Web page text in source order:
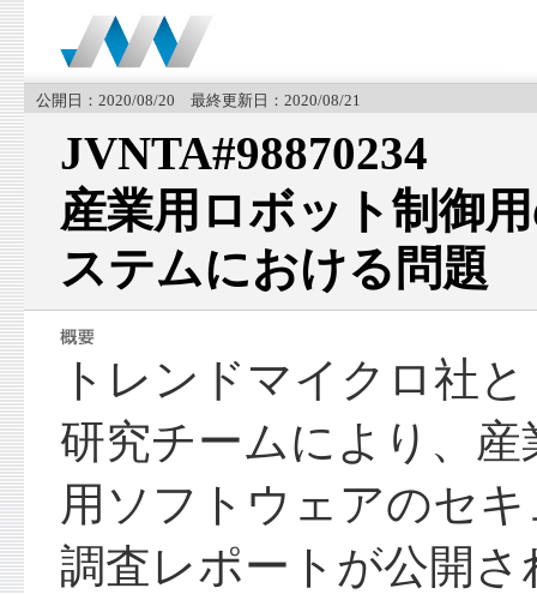
公開日：2020/08/20 最終更新日：2020/08/21
JVNTA#98870234
産業用ロボット制御
ステムにおける問題
トレンドマイクロ社
研究チームにより、
用ソフトウェアのセ
調査レポートが公開さ